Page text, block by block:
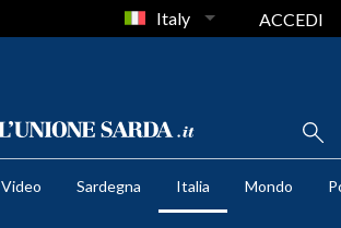
Italy ACCEDI
Video Sardegna Italia Mondo